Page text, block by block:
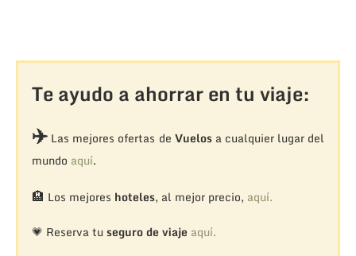
Te ayudo a ahorrar en tu viaje:
✈️Las mejores ofertas de Vuelosa cualquier lugar del
mundo aquí.
🏨 Los mejores hoteles, al mejor precio, aquí.
💗 Reserva tu seguro de viaje aquí.